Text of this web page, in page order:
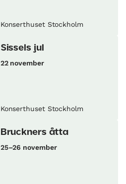
Konserthuset Stockholm
Sissels jul
22 november
Konserthuset Stockholm
Bruckners åtta
25–26 november